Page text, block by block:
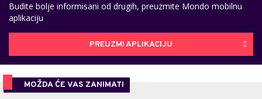
Budite bolje informisani od drugih, preuzmite Mondo mobilnu
aplikaciju
PREUZMI APLIKACIJU
MOŽDA ĆE VAS ZANIMATI